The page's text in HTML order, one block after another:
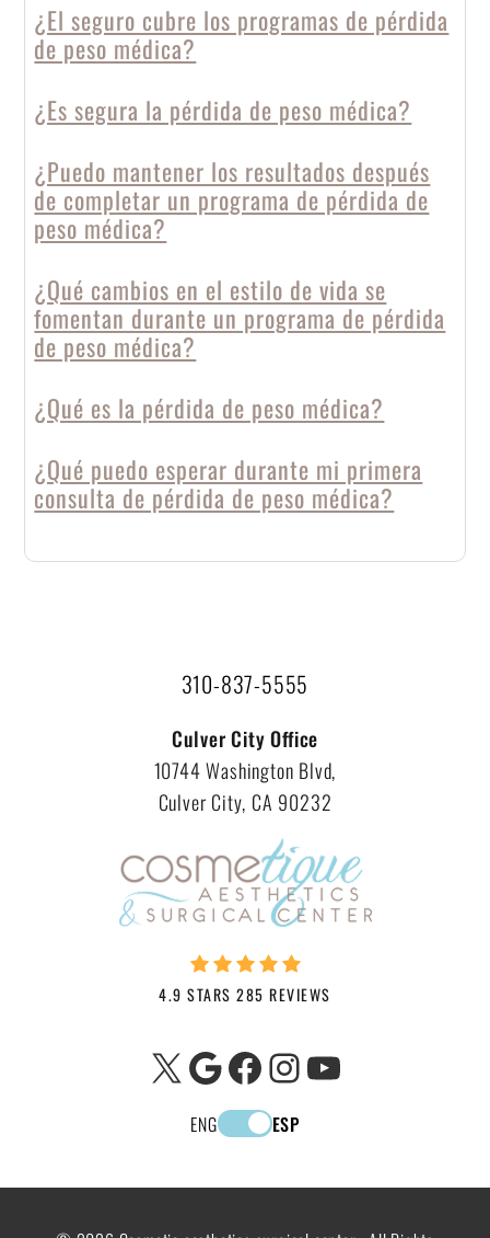
¿El seguro cubre los programas de pérdida
de peso médica?
¿Es segura la pérdida de peso médica?
¿Puedo mantener los resultados después
de completar un programa de pérdida de
peso médica?
¿Qué cambios en el estilo de vida se
fomentan durante un programa de pérdida
de peso médica?
¿Qué es la pérdida de peso médica?
¿Qué puedo esperar durante mi primera
consulta de pérdida de peso médica?
310-837-5555
Culver City Office
10744 Washington Blvd,
Culver City, CA 90232
4.9 STARS 285 REVIEWS
X Google Facebook Instagram YouTube
ENG ESP